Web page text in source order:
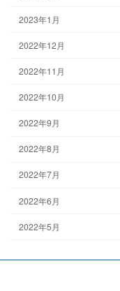
2023年1月
2022年12月
2022年11月
2022年10月
2022年9月
2022年8月
2022年7月
2022年6月
2022年5月